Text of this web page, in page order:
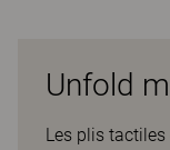
Unfold
Les plis